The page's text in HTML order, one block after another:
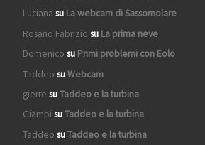
Luciana su La webcam di Sassomolare
Rosano Fabrizio su La prima neve
Domenico su Primi problemi con Eolo
Taddeo suWebcam
gierre suTaddeo e la turbina
Giampi suTaddeo e la turbina
Taddeo suTaddeo e la turbina